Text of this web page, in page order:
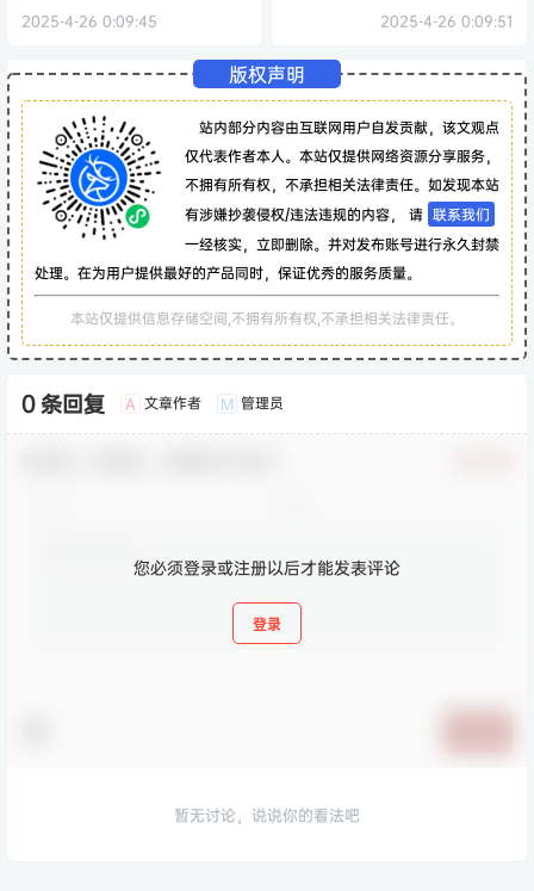
2025-4-26 0:09:45 2025-4-26 0:09:51
版权声明
站内部分内容由互联网用户自发贡献，该文观点
仅代表作者本人。本站仅提供网络资源分享服务，
不拥有所有权，不承担相关法律责任。如发现本站
有涉嫌抄袭侵权/违法违规的内容， 请 联系我们
一经核实，立即删除。并对发布账号进行永久封禁
处理。在为用户提供最好的产品同时，保证优秀的服务质量。
本站仅提供信息存储空间,不拥有所有权,不承担相关法律责任。
0 条回复 A 文章作者 M 管理员
您必须登录或注册以后才能发表评论
登录
暂无讨论，说说你的看法吧